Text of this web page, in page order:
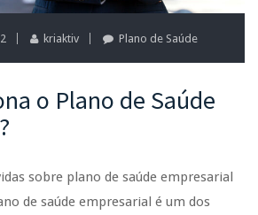
kriaktiv Plano de Saúde
o Plano de Saúde
sobre plano de saúde empresarial
de saúde empresarial é um dos